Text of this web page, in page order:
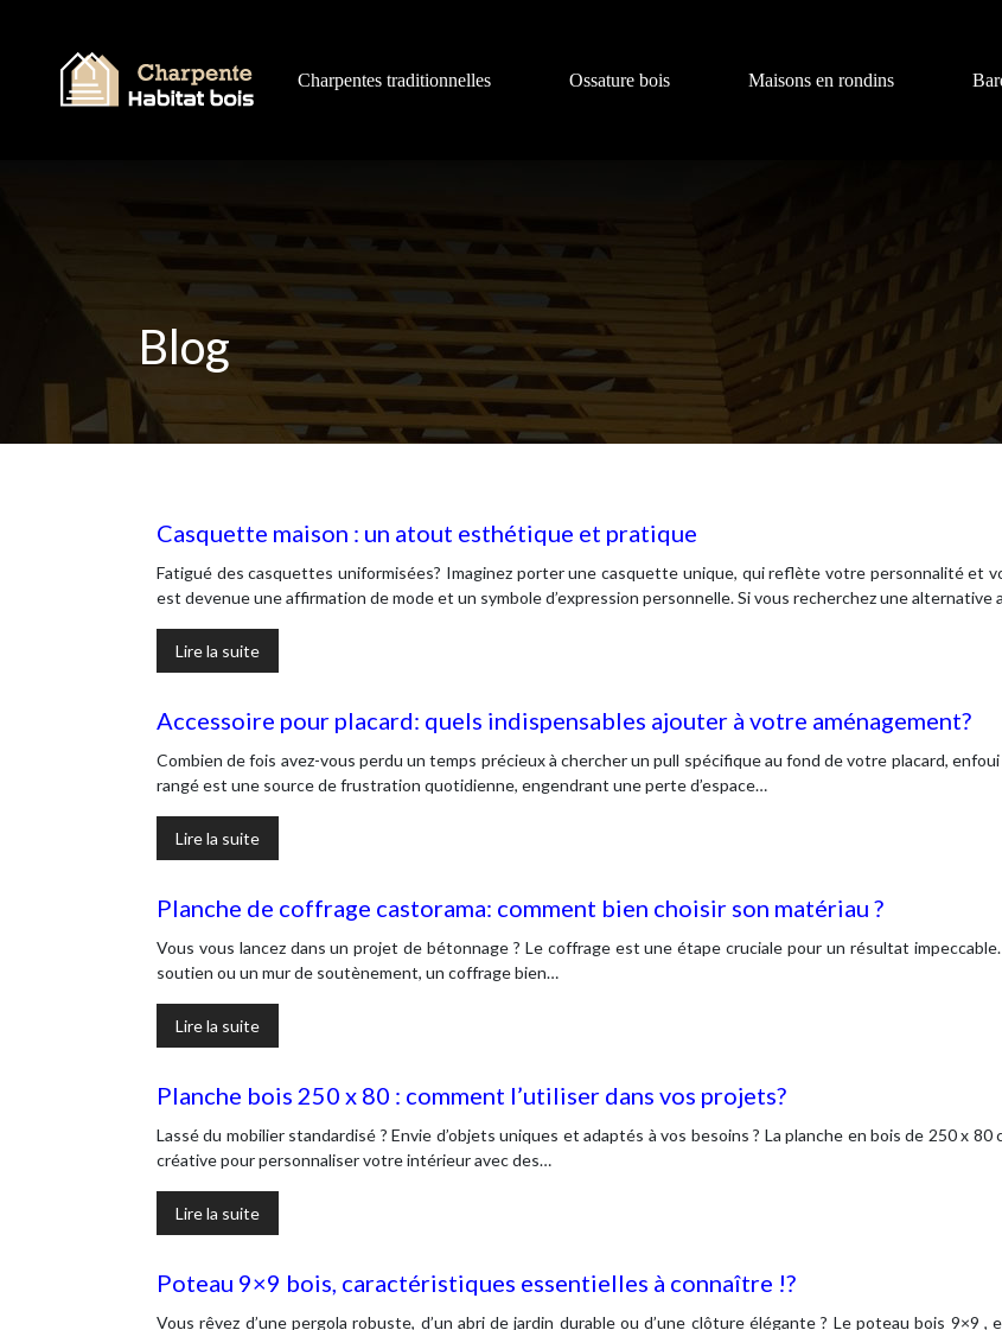
Charpentes traditionnelles Ossature bois Maisons en rondins
Blog
Casquette maison : un atout esthétique et pratique
Fatigué des casquettes uniformisées? Imaginez porter une casquette unique, qui reflète votre personnalité et
est devenue une affirmation de mode et un symbole d’expression personnelle. Si vous recherchez une alternative
Lire la suite
Accessoire pour placard: quels indispensables ajouter à votre aménagement?
Combien de fois avez-vous perdu un temps précieux à chercher un pull spécifique au fond de votre placard,
rangé est une source de frustration quotidienne, engendrant une perte d’espace…
Lire la suite
Planche de coffrage castorama: comment bien choisir son matériau ?
Vous vous lancez dans un projet de bétonnage ? Le coffrage est une étape cruciale pour un résultat
soutien ou un mur de soutènement, un coffrage bien…
Lire la suite
Planche bois 250 x 80 : comment l’utiliser dans vos projets?
Lassé du mobilier standardisé ? Envie d’objets uniques et adaptés à vos besoins ? La planche en bois de 250 x
créative pour personnaliser votre intérieur avec des…
Lire la suite
Poteau 9×9 bois, caractéristiques essentielles à connaître !?
Vous rêvez d’une pergola robuste, d’un abri de jardin durable ou d’une clôture élégante ? Le poteau bois